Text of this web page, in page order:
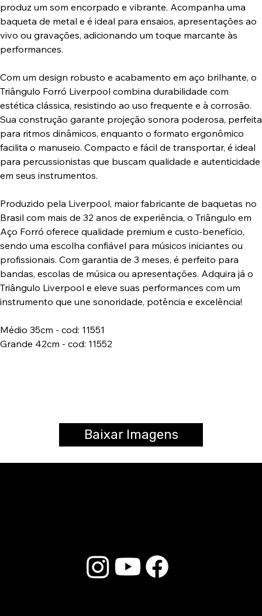
produz um som encorpado e vibrante. Acompanha uma
baqueta de metal e é ideal para ensaios, apresentações ao
vivo ou gravações, adicionando um toque marcante às
performances.
Com um design robusto e acabamento em aço brilhante, o
Triângulo Forró Liverpool combina durabilidade com
estética clássica, resistindo ao uso frequente e à corrosão.
Sua construção garante projeção sonora poderosa, perfeita
para ritmos dinâmicos, enquanto o formato ergonômico
facilita o manuseio. Compacto e fácil de transportar, é ideal
para percussionistas que buscam qualidade e autenticidade
em seus instrumentos.
Produzido pela Liverpool, maior fabricante de baquetas no
Brasil com mais de 32 anos de experiência, o Triângulo em
Aço Forró oferece qualidade premium e custo-benefício,
sendo uma escolha confiável para músicos iniciantes ou
profissionais. Com garantia de 3 meses, é perfeito para
bandas, escolas de música ou apresentações. Adquira já o
Triângulo Liverpool e eleve suas performances com um
instrumento que une sonoridade, potência e excelência!
Médio 35cm - cod: 11551
Grande 42cm - cod: 11552
Baixar Imagens